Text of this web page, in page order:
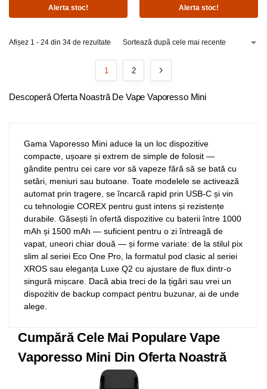
Alerta stoc! Alerta stoc!
Afișez 1 - 24 din 34 de rezultate
1 2
Descoperă Oferta Noastră De Vape Vaporesso Mini
Gama Vaporesso Mini aduce la un loc dispozitive
compacte, ușoare și extrem de simple de folosit —
gândite pentru cei care vor să vapeze fără să se bată cu
setări, meniuri sau butoane. Toate modelele se activează
automat prin tragere, se încarcă rapid prin USB-C și vin
cu tehnologie COREX pentru gust intens și rezistențe
durabile. Găsești în ofertă dispozitive cu baterii între 1000
mAh și 1500 mAh — suficient pentru o zi întreagă de
vapat, uneori chiar două — și forme variate: de la stilul pix
slim al seriei Eco One Pro, la formatul pod clasic al seriei
XROS sau eleganța Luxe Q2 cu ajustare de flux dintr-o
singură mișcare. Dacă abia treci de la țigări sau vrei un
dispozitiv de backup compact pentru buzunar, ai de unde
alege.
Cumpără Cele Mai Populare Vape
Vaporesso Mini Din Oferta Noastră